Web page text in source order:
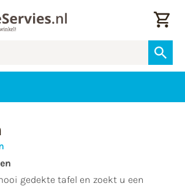
gedekte tafel en zoekt u een